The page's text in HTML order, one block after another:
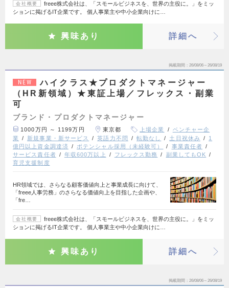
会社概要
freee株式会社は、「スモールビジネスを、世界の主役に。」をミッ
ションに掲げるIT企業です。 個人事業主や中小企業向けに…
興味あり 詳細へ
掲載期間 26/08/06～26/08/19
NEW
ハイクラス★プロダクトマネージャー
（HR新領域）★東証上場／フレックス・副業
可
ブランド・プロダクトマネージャー
1000万円 ～ 1199万円 東京都 上場企業
ベンチャー企
業
新規事業・新サービス 英語力不問 転勤なし 土日祝休み
1
億円以上資金調達済
ポテンシャル採用（未経験可）
事業責任者
サービス責任者
年収600万以上 フレックス勤務
副業してもOK
育児支援制度
HR領域では、さらなる顧客価値向上と事業成長に向けて、
「freee人事労務」のさらなる価値向上を目指した企画や、
「fre…
会社概要
freee株式会社は、「スモールビジネスを、世界の主役に。」をミッ
ションに掲げるIT企業です。 個人事業主や中小企業向けに…
興味あり 詳細へ
掲載期間 26/08/06～26/08/19